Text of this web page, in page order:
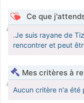
Ce que
.Je suis rayane de
rencontrer et peut
Mes critères à
Aucun critère n'a été